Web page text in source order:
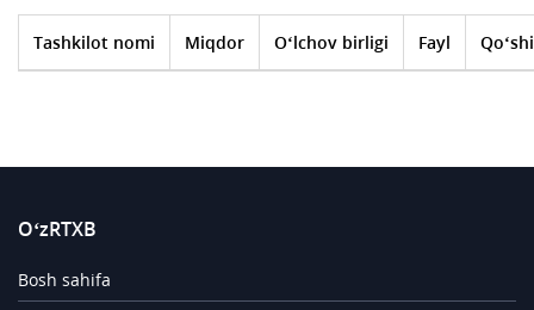
Tashkilot nomi Miqdor O‘lchov birligi Fayl
O‘zRTXB
Bosh sahifa